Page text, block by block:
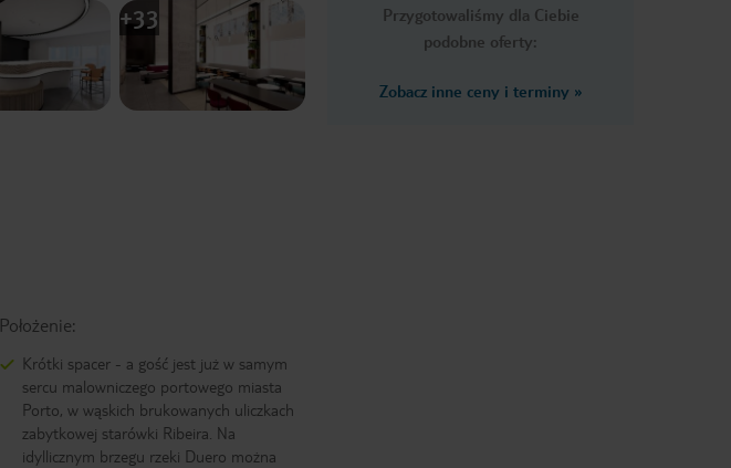
Przygotowaliśmy dla Ciebie
podobne oferty:
Zobacz inne ceny i terminy »
Next slide
+33
Położenie:
Krótki spacer - a gość jest już w samym
sercu malowniczego portowego miasta
Porto, w wąskich brukowanych uliczkach
zabytkowej starówki Ribeira. Na
idyllicznym brzegu rzeki Duero można